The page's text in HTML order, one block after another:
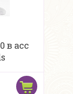
в асс